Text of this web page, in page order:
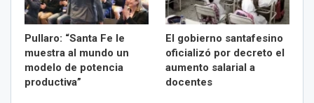
Pullaro: “Santa Fe le
muestra al mundo un
modelo de potencia
productiva”
El gobierno santafesino
oficializó por decreto el
aumento salarial a
docentes